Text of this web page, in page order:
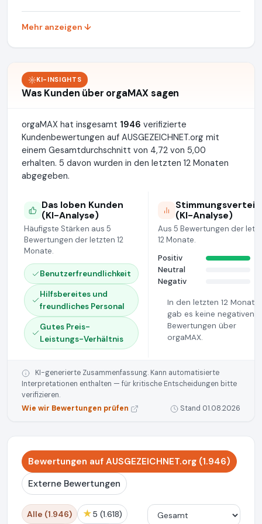
Mehr anzeigen ↓
KI-INSIGHTS
Was Kunden über orgaMAX sagen
orgaMAX hat insgesamt 1946 verifizierte
Kundenbewertungen auf AUSGEZEICHNET.org mit
einem Gesamtdurchschnitt von 4,72 von 5,00
erhalten. 5 davon wurden in den letzten 12 Monaten
abgegeben.
Das loben Kunden
(KI-Analyse)
Häufigste Stärken aus 5
Bewertungen der letzten 12
Monate.
Benutzerfreundlichkeit
Hilfsbereites und
freundliches Personal
Gutes Preis-
Leistungs-Verhältnis
(KI-Analyse)
Aus 5 Bewertungen der
12 Monate.
Positiv
Neutral
Negativ
In den letzten 12
gab es keine negativen
Bewertungen über
orgaMAX.
KI-generierte Zusammenfassung. Kann automatisierte
Interpretationen enthalten — für kritische Entscheidungen bitte
verifizieren.
Wie wir Bewertungen prüfen
Stand 01.08.2026
Bewertungen auf AUSGEZEICHNET.org (1.946)
Externe Bewertungen
Alle (1.946) ★ 5 (1.618)